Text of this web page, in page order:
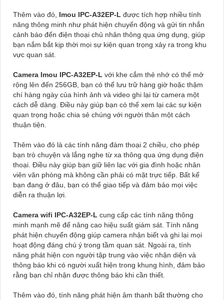
Thêm vào đó, Imou IPC-A32EP-L được tích hợp nhiều tính
năng thông minh như phát hiện chuyển động và gửi tin nhắn
cảnh báo đến điện thoại chủ nhân thông qua ứng dụng, giúp
bạn nắm bắt kịp thời mọi sự kiện quan trọng xảy ra trong khu
vực quan sát.
Camera Imou IPC-A32EP-L với khe cắm thẻ nhớ có thể mở
rộng lên đến 256GB, bạn có thể lưu trữ hàng giờ hoặc thậm
chí hàng ngày của hình ảnh và video ghi lại từ camera một
cách dễ dàng. Điều này giúp bạn có thể xem lại các sự kiện
quan trọng hoặc chia sẻ chúng với người thân một cách
thuận tiện.
Thêm vào đó là các tính năng đàm thoại 2 chiều, cho phép
bạn trò chuyện và lắng nghe từ xa thông qua ứng dụng điện
thoại. Điều này giúp bạn giữ liên lạc với gia đình hoặc nhân
viên văn phòng mà không cần phải có mặt trực tiếp. Bất kể
bạn đang ở đâu, bạn có thể giao tiếp và đảm bảo mọi việc
diễn ra thuận lợi.
Camera wifi IPC-A32EP-L cung cấp các tính năng thông
minh mạnh mẽ để nâng cao hiệu suất giám sát. Tính năng
phát hiện chuyển động giúp camera nhận biết và ghi lại mọi
hoạt động đáng chú ý trong tầm quan sát. Ngoài ra, tính
năng phát hiện con người tập trung vào việc nhận diện và
thông báo khi có người xuất hiện trong khung hình, đảm bảo
rằng bạn chỉ nhận được thông báo khi cần thiết.
Thêm vào đó, tính năng phát hiện âm thanh bất thường cho